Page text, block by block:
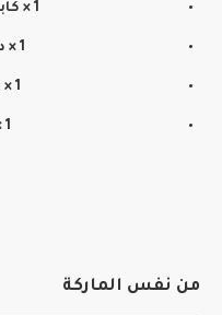
1 × كابل USB من النوع C
1 × دليل المستخدم
1 × بطاقة الضمان
1 × بطاقة تذكير
من نفس الماركة